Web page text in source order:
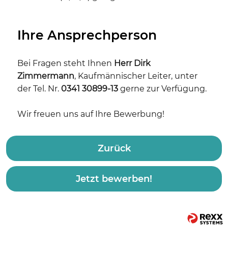
Ihre Ansprechperson
Bei Fragen steht Ihnen Herr Dirk
Zimmermann, Kaufmännischer Leiter, unter
der Tel. Nr. 0341 30899-13 gerne zur Verfügung.
Wir freuen uns auf Ihre Bewerbung!
Zurück
Jetzt bewerben!